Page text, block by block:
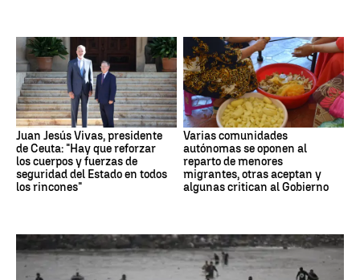
Juan Jesús Vivas, presidente
de Ceuta: "Hay que reforzar
los cuerpos y fuerzas de
seguridad del Estado en todos
los rincones"
Varias comunidades
autónomas se oponen al
reparto de menores
migrantes, otras aceptan y
algunas critican al Gobierno